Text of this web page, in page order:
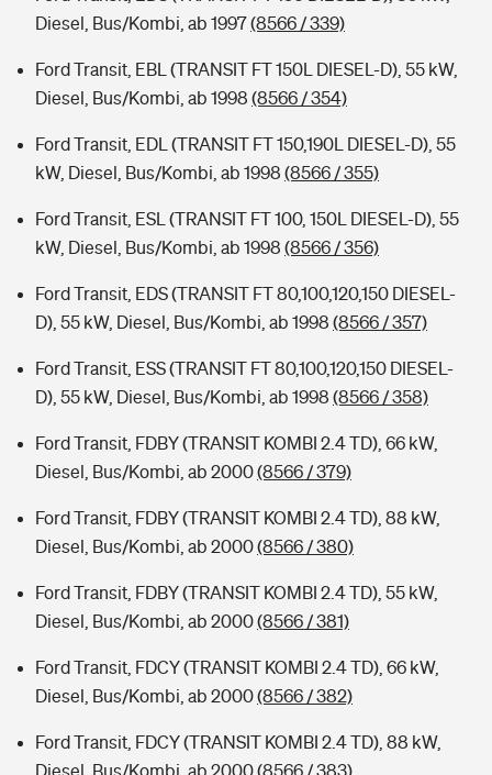
Diesel, Bus/Kombi, ab 1997(8566 / 339)
Ford Transit, EBL (TRANSIT FT 150L DIESEL-D), 55 kW,
Diesel, Bus/Kombi, ab 1998 (8566 / 354)
Ford Transit, EDL (TRANSIT FT 150,190L DIESEL-D), 55
kW, Diesel, Bus/Kombi, ab 1998 (8566 / 355)
Ford Transit, ESL (TRANSIT FT 100, 150L DIESEL-D), 55
kW, Diesel, Bus/Kombi, ab 1998 (8566 / 356)
Ford Transit, EDS (TRANSIT FT 80,100,120,150 DIESEL-
D), 55 kW, Diesel, Bus/Kombi, ab 1998 (8566 / 357)
Ford Transit, ESS (TRANSIT FT 80,100,120,150 DIESEL-
D), 55 kW, Diesel, Bus/Kombi, ab 1998 (8566 / 358)
Ford Transit, FDBY (TRANSIT KOMBI 2.4 TD), 66 kW,
Diesel, Bus/Kombi, ab 2000(8566 / 379)
Ford Transit, FDBY (TRANSIT KOMBI 2.4 TD), 88 kW,
Diesel, Bus/Kombi, ab 2000(8566 / 380)
Ford Transit, FDBY (TRANSIT KOMBI 2.4 TD), 55 kW,
Diesel, Bus/Kombi, ab 2000(8566 / 381)
Ford Transit, FDCY (TRANSIT KOMBI 2.4 TD), 66 kW,
Diesel, Bus/Kombi, ab 2000(8566 / 382)
Ford Transit, FDCY (TRANSIT KOMBI 2.4 TD), 88 kW,
Diesel, Bus/Kombi, ab 2000(8566 / 383)